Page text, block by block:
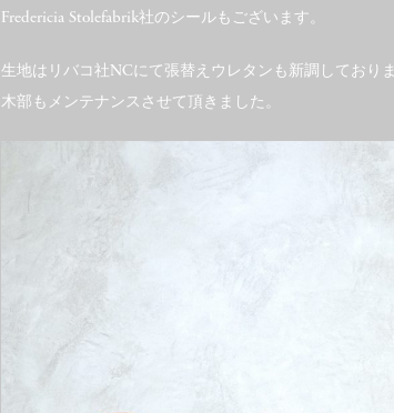
Fredericia Stolefabrik社のシールもございます。
生地はリバコ社NCにて張替えウレタンも新調しておりま
木部もメンテナンスさせて頂きました。